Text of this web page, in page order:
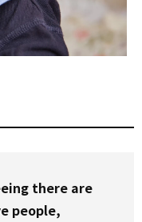
there are
people,